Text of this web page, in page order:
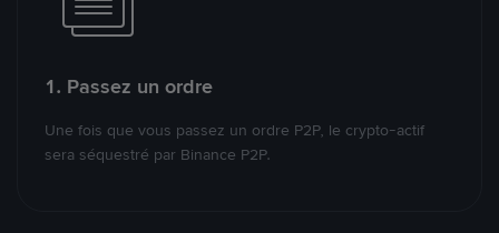
1. Passez un ordre
Une fois que vous passez un ordre P2P, le crypto-actif
sera séquestré par Binance P2P.